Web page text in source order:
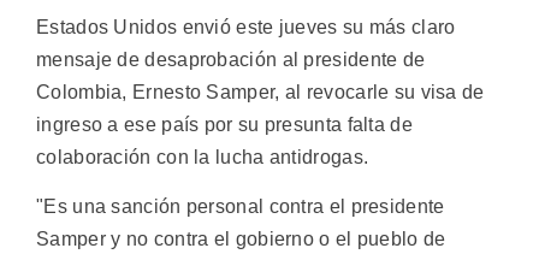
Estados Unidos envió este jueves su más claro
mensaje de desaprobación al presidente de
Colombia, Ernesto Samper, al revocarle su visa de
ingreso a ese país por su presunta falta de
colaboración con la lucha antidrogas.
"Es una sanción personal contra el presidente
Samper y no contra el gobierno o el pueblo de